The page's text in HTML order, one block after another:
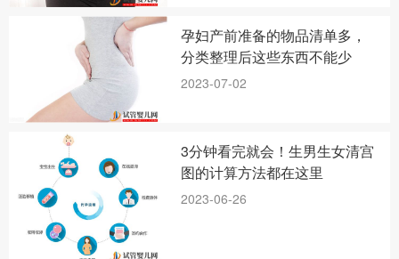
孕妇产前准备的物品清单多，
分类整理后这些东西不能少
2023-07-02
3分钟看完就会！生男生女清宫
图的计算方法都在这里
2023-06-26